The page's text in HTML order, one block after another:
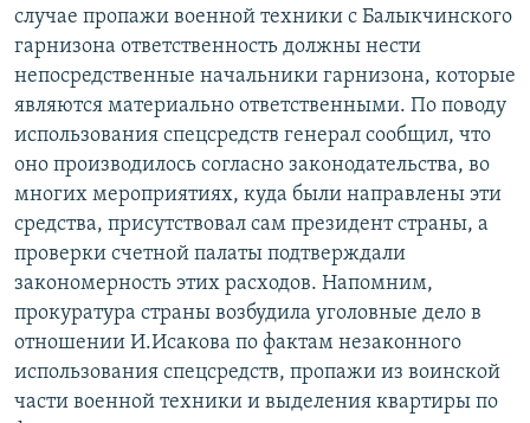
ЭЕ/АРнун бардык сайттары
случае пропажи военной техники с Балыкчинского
гарнизона ответственность должны нести
непосредственные начальники гарнизона, которые
являются материально ответственными. По поводу
использования спецсредств генерал сообщил, что
оно производилось согласно законодательства, во
многих мероприятиях, куда были направлены эти
средства, присутствовал сам президент страны, а
проверки счетной палаты подтверждали
закономерность этих расходов. Напомним,
прокуратура страны возбудила уголовные дело в
отношении И.Исакова по фактам незаконного
использования спецсредств, пропажи из воинской
части военной техники и выделения квартиры по